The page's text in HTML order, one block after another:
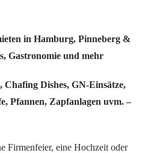
in Hamburg, Pinneberg &
Gastronomie und mehr
Chafing Dishes, GN-Einsätze,
Pfannen, Zapfanlagen uvm. –
Firmenfeier, eine Hochzeit oder